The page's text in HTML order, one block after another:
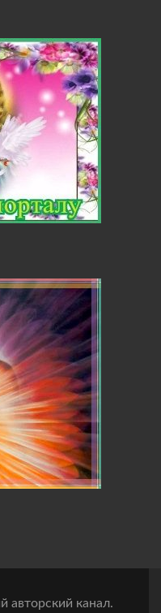
авторский канал.